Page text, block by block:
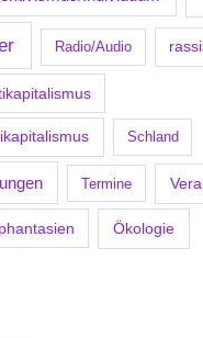
Radio/Audio
Schland
Termine
Ökologie